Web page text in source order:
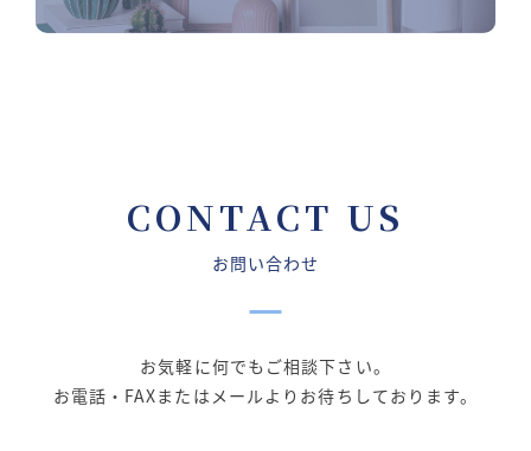
CONTACT US
お問い合わせ
お気軽に何でもご相談下さい。
お電話・FAXまたはメールよりお待ちしております。